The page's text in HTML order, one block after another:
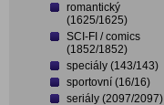
romantický
(1625/1625)
SCI-FI / comics
(1852/1852)
speciály (143/143)
sportovní (16/16)
seriály (2097/2097)